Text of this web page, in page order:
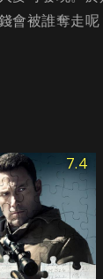
會被誰奪走呢
7.4